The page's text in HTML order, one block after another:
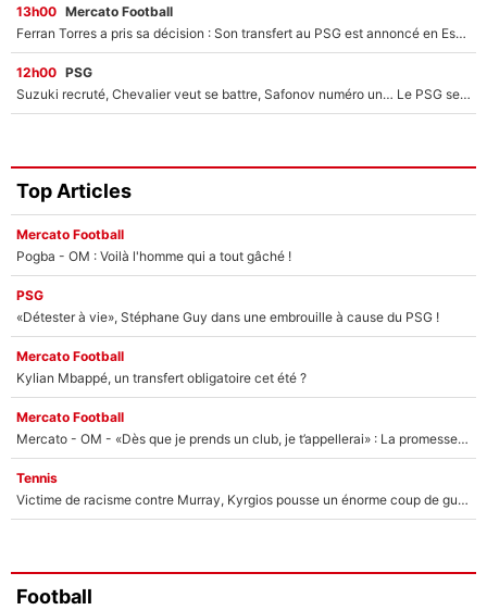
13h00 Mercato Football
Ferran Torres a pris sa décision : Son transfert au PSG est annoncé en Espagne !
12h00 PSG
Suzuki recruté, Chevalier veut se battre, Safonov numéro un… Le PSG se lance encore dans un gros chantier pour le poste de gardien de but
Top Articles
Mercato Football
Pogba - OM : Voilà l'homme qui a tout gâché !
PSG
«Détester à vie», Stéphane Guy dans une embrouille à cause du PSG !
Mercato Football
Kylian Mbappé, un transfert obligatoire cet été ?
Mercato Football
Mercato - OM - «Dès que je prends un club, je t’appellerai» : La promesse de Marcelino au moment de claquer la porte
Tennis
Victime de racisme contre Murray, Kyrgios pousse un énorme coup de gueule !
Football